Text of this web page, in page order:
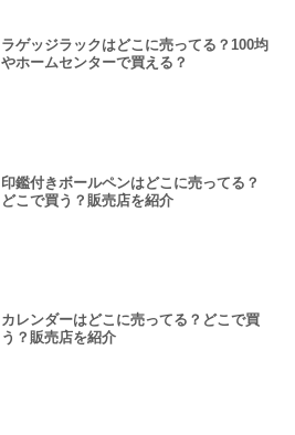
ラゲッジラックはどこに売ってる？100均
やホームセンターで買える？
印鑑付きボールペンはどこに売ってる？
どこで買う？販売店を紹介
カレンダーはどこに売ってる？どこで買
う？販売店を紹介